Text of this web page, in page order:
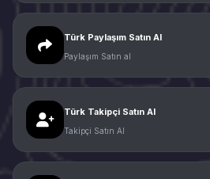
Türk Paylaşım Satın Al
Paylaşım Satın al
Türk Takipçi Satın Al
Takipçi Satın Al